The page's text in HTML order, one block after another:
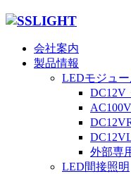
会社案内
製品情報
LEDモジュ
DC12V
外部専
LED間接照明